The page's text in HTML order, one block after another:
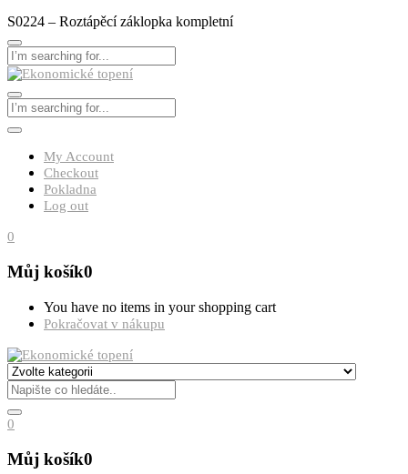
S0224 – Roztápěcí záklopka kompletní
My Account
Checkout
Pokladna
Log out
0
Můj košík0
You have no items in your shopping cart
Pokračovat v nákupu
0
Můj košík0